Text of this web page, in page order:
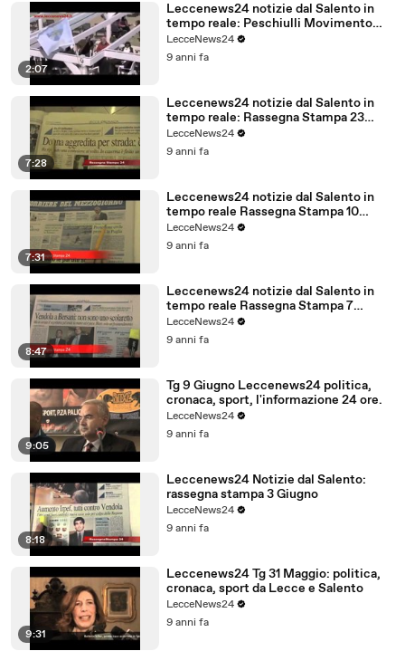
2:07
Leccenews24 notizie dal Salento in
tempo reale: Peschiulli Movimento
Regione Salento
LecceNews24
9 anni fa
7:28
Leccenews24 notizie dal Salento in
tempo reale: Rassegna Stampa 23
Febbraio
LecceNews24
9 anni fa
7:31
Leccenews24 notizie dal Salento in
tempo reale Rassegna Stampa 10
Giugno
LecceNews24
9 anni fa
8:47
Leccenews24 notizie dal Salento in
tempo reale Rassegna Stampa 7
Giugno
LecceNews24
9 anni fa
9:05
Tg 9 Giugno Leccenews24 politica,
cronaca, sport, l'informazione 24 ore.
LecceNews24
9 anni fa
8:18
Leccenews24 Notizie dal Salento:
rassegna stampa 3 Giugno
LecceNews24
9 anni fa
9:31
Leccenews24 Tg 31 Maggio: politica,
cronaca, sport da Lecce e Salento
LecceNews24
9 anni fa